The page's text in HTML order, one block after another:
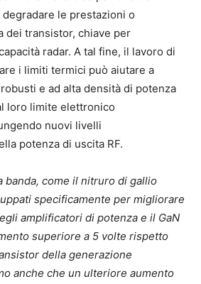
le prestazioni o
dei transistor, chiave per
radar. A tal fine, il lavoro di
i limiti termici può aiutare a
e ad alta densità di potenza
loro limite elettronico
nuovi livelli
potenza di uscita RF.
banda, come il nitruro di gallio
specificamente per migliorare
amplificatori di potenza e il GaN
superiore a 5 volte rispetto
della generazione
anche che un ulteriore aumento